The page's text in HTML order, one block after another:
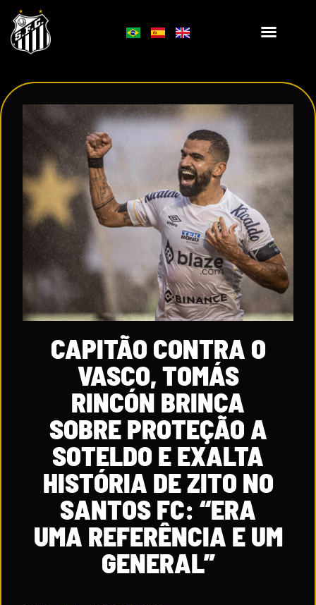
CAPITÃO CONTRA O
VASCO, TOMÁS
RINCÓN BRINCA
SOBRE PROTEÇÃO A
SOTELDO E EXALTA
HISTÓRIA DE ZITO NO
SANTOS FC: “ERA
UMA REFERÊNCIA E UM
GENERAL”